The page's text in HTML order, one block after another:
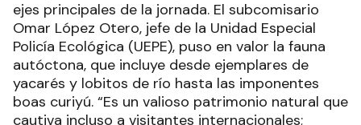
ejes principales de la jornada. El subcomisario
Omar López Otero, jefe de la Unidad Especial
Policía Ecológica (UEPE), puso en valor la fauna
autóctona, que incluye desde ejemplares de
yacarés y lobitos de río hasta las imponentes
boas curiyú. “Es un valioso patrimonio natural que
cautiva incluso a visitantes internacionales;